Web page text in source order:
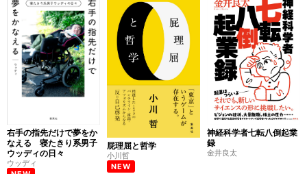
右手の指先だけで夢をか
なえる 寝たきり系男子
ウッディの日々
ウッディ
屁理屈と哲学
小川哲
NEW
神経科学者七転八倒起業
録
金井良太